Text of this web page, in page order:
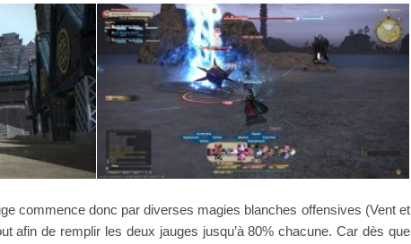
commence donc par diverses magies blanches offensives (Vent et
afin de remplir les deux jauges jusqu’à 80% chacune. Car dès que